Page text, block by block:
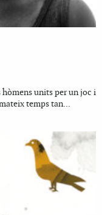
hòmens units per un joc i
temps tan...